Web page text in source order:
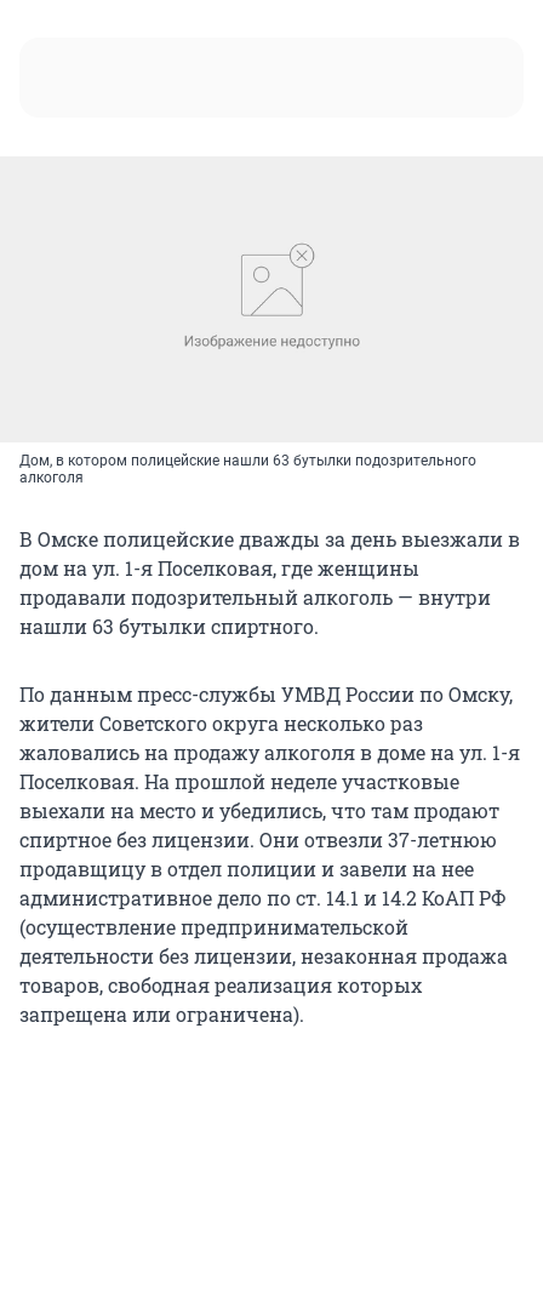
Дом, в котором полицейские нашли 63 бутылки подозрительного
алкоголя
В Омске полицейские дважды за день выезжали в
дом на ул. 1-я Поселковая, где женщины
продавали подозрительный алкоголь — внутри
нашли 63 бутылки спиртного.
По данным пресс-службы УМВД России по Омску,
жители Советского округа несколько раз
жаловались на продажу алкоголя в доме на ул. 1-я
Поселковая. На прошлой неделе участковые
выехали на место и убедились, что там продают
спиртное без лицензии. Они отвезли 37-летнюю
продавщицу в отдел полиции и завели на нее
административное дело по ст. 14.1 и 14.2 КоАП РФ
(осуществление предпринимательской
деятельности без лицензии, незаконная продажа
товаров, свободная реализация которых
запрещена или ограничена).